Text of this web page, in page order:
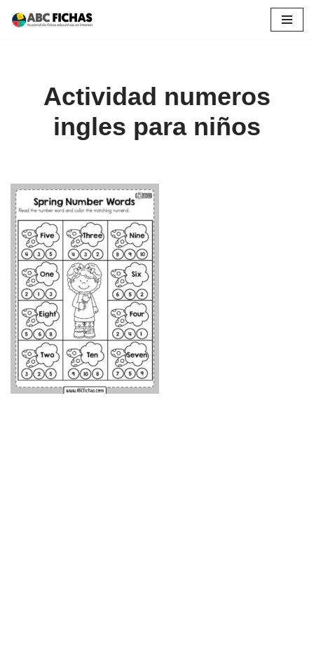
Actividad numeros
ingles para niños